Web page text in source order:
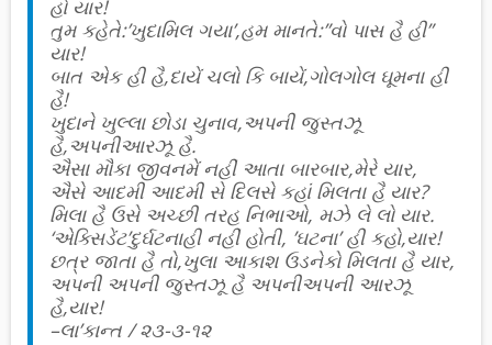
હો યાર!
તુમ કહેતે:’ખુદામિલ ગયા’,હમ માનતે:”વો પાસ હૈ હી”
યાર!
બાત એક હી હૈ,દાયેં ચલો કિ બાયેં,ગોલગોલ ઘૂમના હી
હૈ!
ખુદાને ખુલ્લા છોડા ચુનાવ,અપની જુસ્તઝૂ
હૈ,અપનીઆરઝૂ હૈ.
ઐસા મૌકા જીવનમેં નહીં આતા બારબાર,મેરે યાર,
ઐસે આદમી આદમી સે દિલસે કહાં મિલતા હૈ યાર?
મિલા હૈ ઉસે અચ્છી તરહ નિભાઓ, મઝે લે લો યાર.
‘એક્સિડેંટ’દુર્ઘટનાહી નહીં હોતી, ’ઘટના’ હી કહો,યાર!
છત્ર જાતા હૈ તો,ખુલા આકાશ ઉડનેકો મિલતા હૈ યાર,
અપની અપની જુસ્તઝૂ હૈ અપનીઅપની આરઝૂ
હૈ,યાર!
–લા’કાન્ત / ૨૩-૩-૧૨